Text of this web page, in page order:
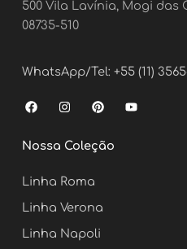
500 Vila Lavínia, Mogi das
08735-510
WhatsApp/Tel: +55 (11)
F
a
e
b
o
k
I
n
t
a
r
a
m
P
i
t
e
Y
o
Nossa Coleção
Linha Roma
Linha Verona
Linha Napoli